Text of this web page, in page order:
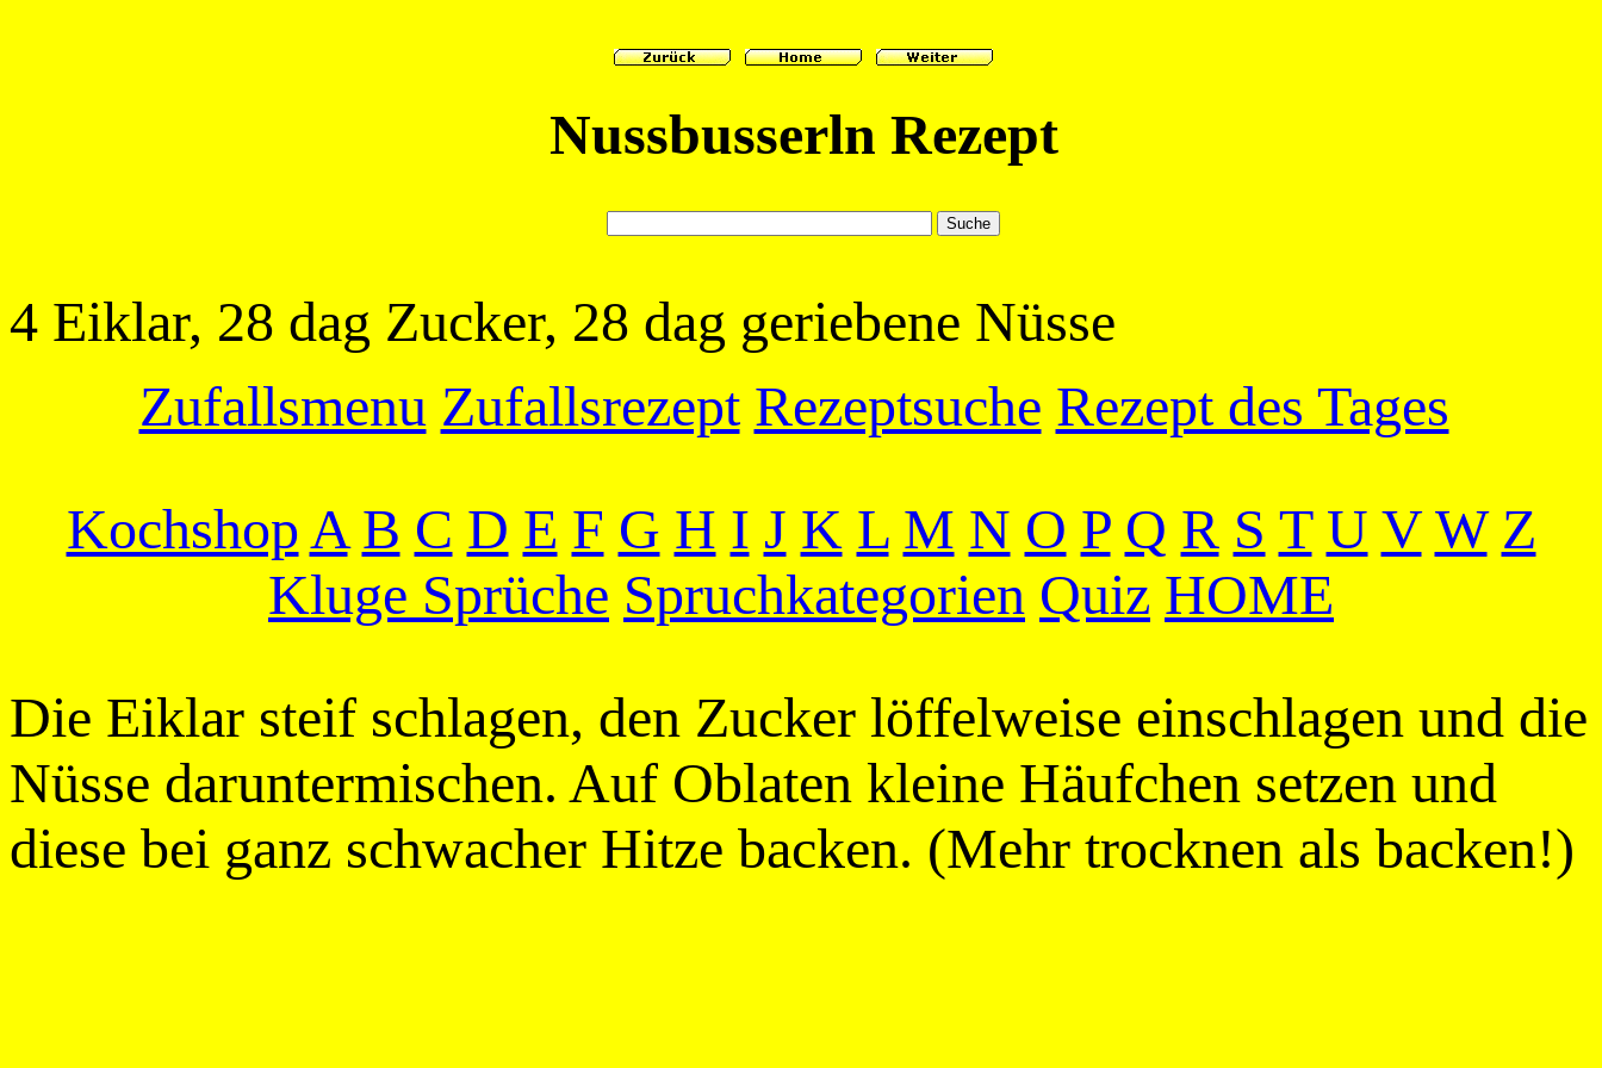
Nussbusserln Rezept
4 Eiklar, 28 dag Zucker, 28 dag geriebene Nüsse
Zufallsmenu Zufallsrezept Rezeptsuche Rezept des Tages
KochshopA B C D E F G H I J K L M N O P Q R S T U V W Z
Kluge Sprüche Spruchkategorien Quiz HOME
Die Eiklar steif schlagen, den Zucker löffelweise einschlagen und die
Nüsse daruntermischen. Auf Oblaten kleine Häufchen setzen und
diese bei ganz schwacher Hitze backen. (Mehr trocknen als backen!)